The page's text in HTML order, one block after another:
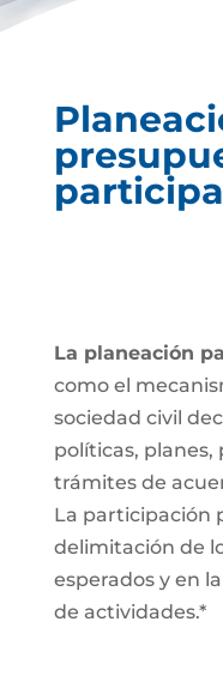
La planeación
como el
sociedad civil
políticas, planes,
trámites de
La participación
delimitación de
esperados y en
de actividades.*